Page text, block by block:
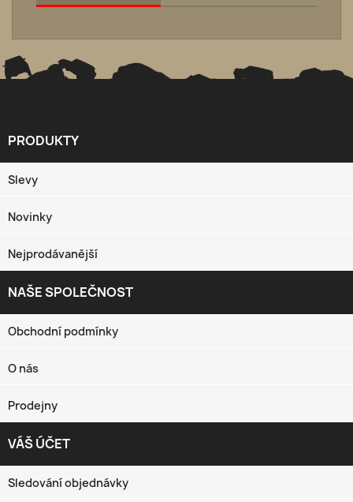
PRODUKTY
Slevy
Novinky
Nejprodávanější
NAŠE SPOLEČNOST
Obchodní podmínky
O nás
Prodejny
VÁŠ ÚČET
Sledování objednávky